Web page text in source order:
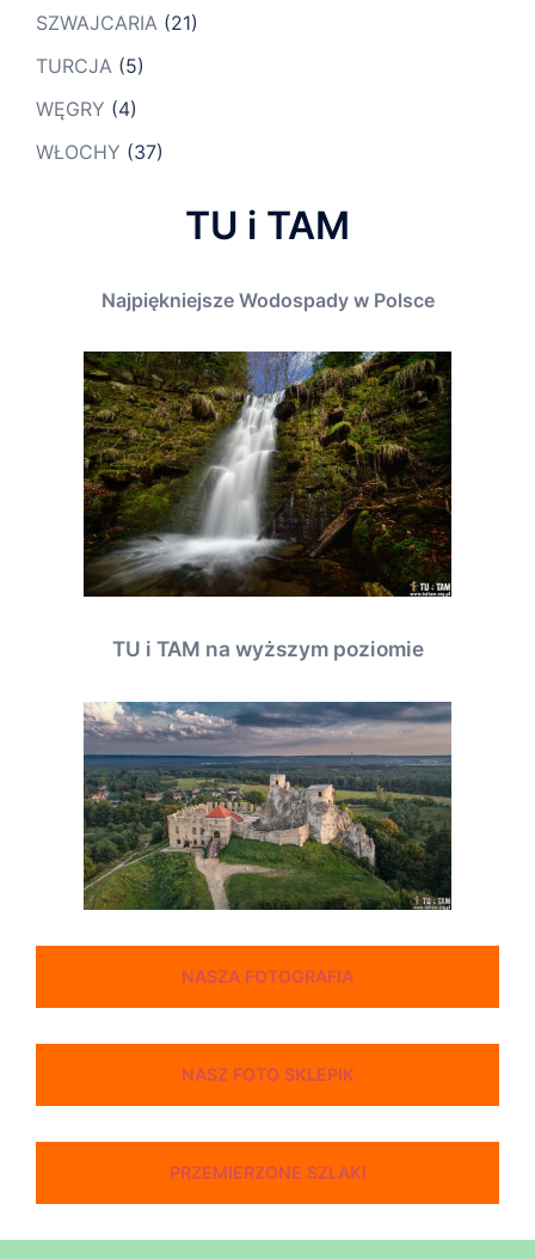
SZWAJCARIA (21)
TURCJA (5)
WĘGRY (4)
WŁOCHY (37)
TU i TAM
Najpiękniejsze Wodospady w Polsce
TU i TAM na wyższym poziomie
NASZA FOTOGRAFIA
NASZ FOTO SKLEPIK
PRZEMIERZONE SZLAKI